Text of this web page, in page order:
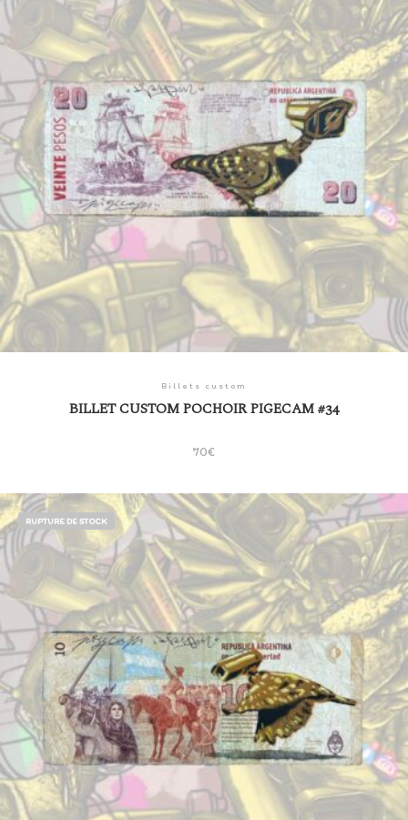
Billets custom
BILLET CUSTOM POCHOIR PIGECAM #34
70€
RUPTURE DE STOCK